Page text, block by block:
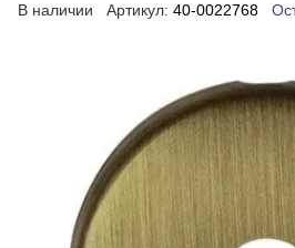
В наличии Артикул: 40-0022768